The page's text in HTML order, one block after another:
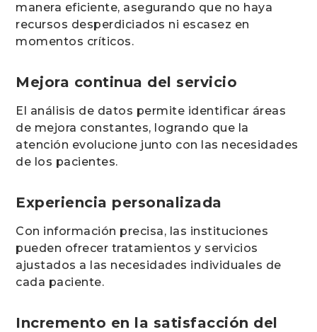
manera eficiente, asegurando que no haya
recursos desperdiciados ni escasez en
momentos críticos.
Mejora continua del servicio
El análisis de datos permite identificar áreas
de mejora constantes, logrando que la
atención evolucione junto con las necesidades
de los pacientes.
Experiencia personalizada
Con información precisa, las instituciones
pueden ofrecer tratamientos y servicios
ajustados a las necesidades individuales de
cada paciente.
Incremento en la satisfacción del